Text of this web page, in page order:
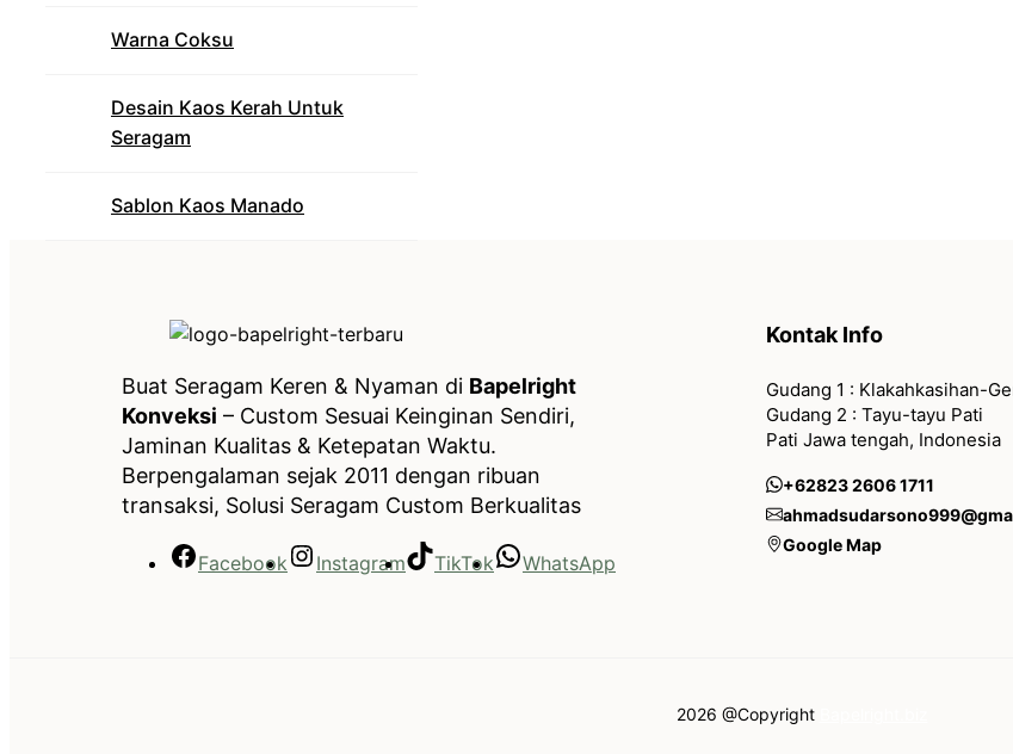
Warna Coksu
Desain Kaos Kerah Untuk
Seragam
Sablon Kaos Manado
Buat Seragam Keren & Nyaman di Bapelright
Konveksi – Custom Sesuai Keinginan Sendiri,
Jaminan Kualitas & Ketepatan Waktu.
Berpengalaman sejak 2011 dengan ribuan
transaksi, Solusi Seragam Custom Berkualitas
Facebook Instagram TikTok WhatsApp
Kontak Info
Gudang 1 : Klakahkasihan-
Gudang 2 : Tayu-tayu Pati
Pati Jawa tengah, Indonesia
+62823 2606 1711
Google Map
2026 @Copyright